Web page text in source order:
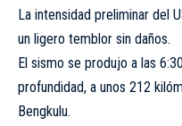
La intensidad preliminar del
un ligero temblor sin daños.
El sismo se produjo a las
profundidad, a unos 212
Bengkulu.